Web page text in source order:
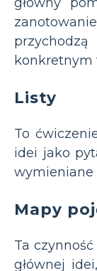
konkretnym
Listy
To
idei jako
wymieniane
Mapy
Ta
głównej